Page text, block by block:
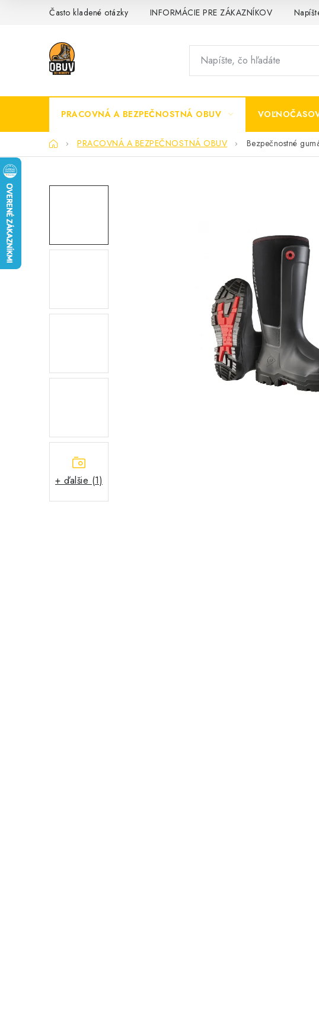
Často kladené otázky INFORMÁCIE PRE ZÁKAZNÍKOV
PRACOVNÁ A BEZPEČNOSTNÁ OBUV
DomovPRACOVNÁ A BEZPEČNOSTNÁ OBUV Bezpečnostné
+ ďalšie (1)